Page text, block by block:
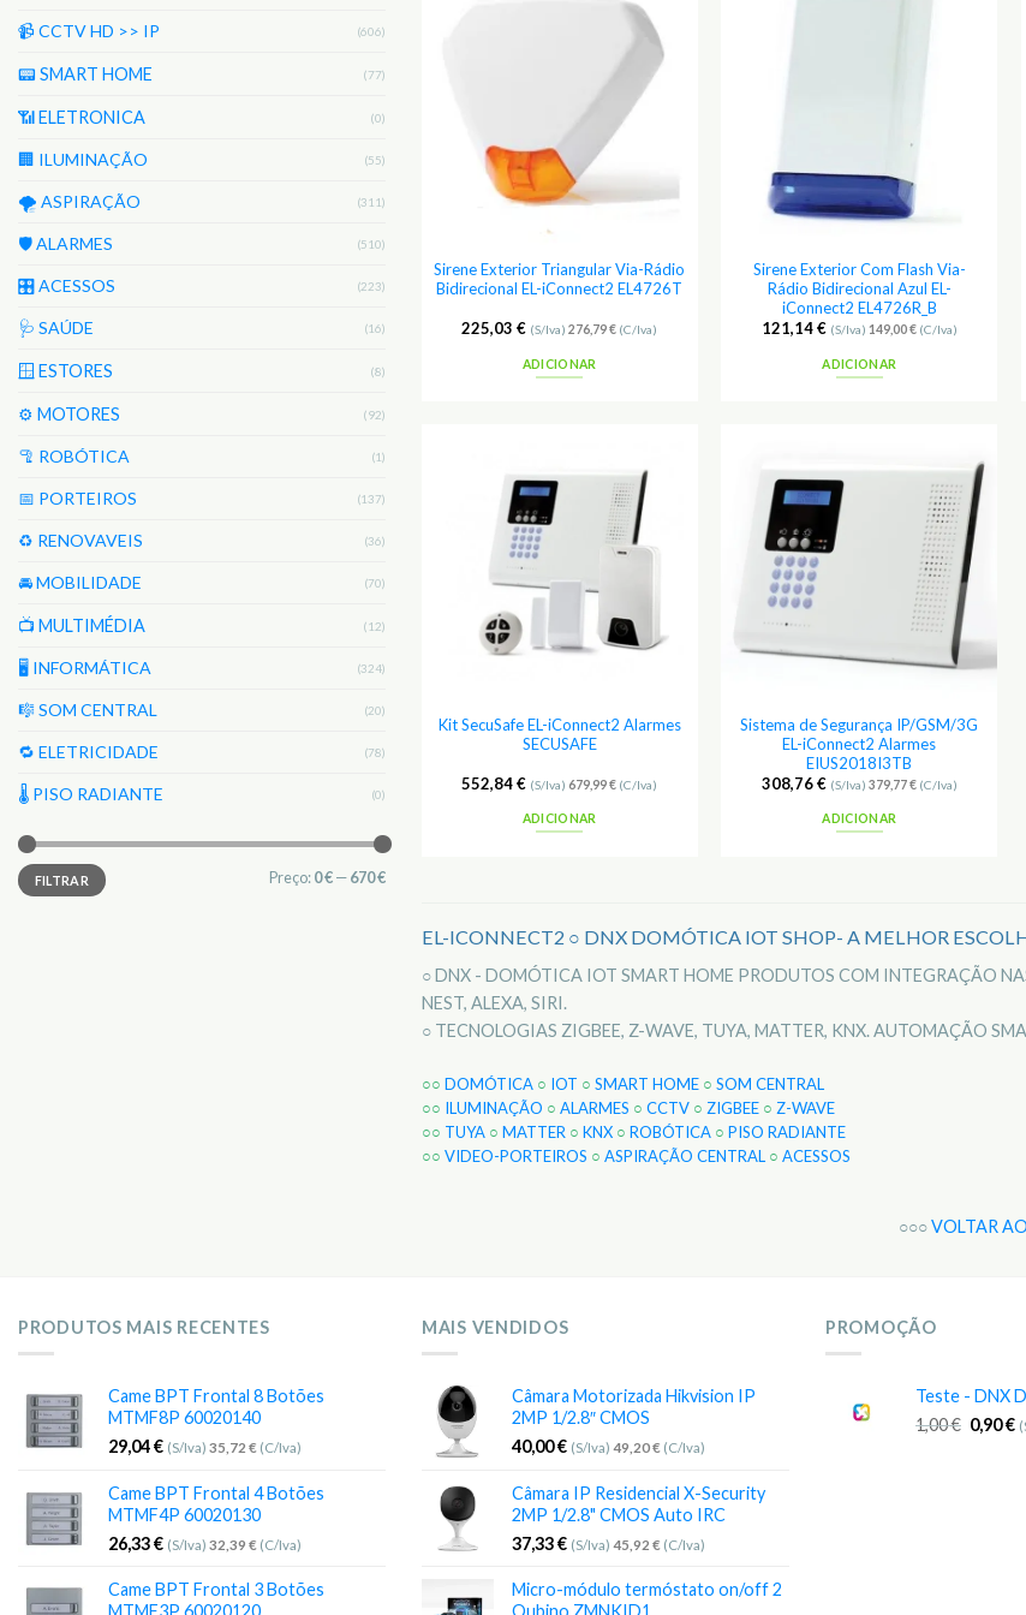
📹 CCTV HD >> IP (606)
📟 SMART HOME (77)
📶 ELETRONICA (0)
🏢 ILUMINAÇÃO (55)
🌪️ ASPIRAÇÃO (311)
🛡️ ALARMES (510)
🎛️ ACESSOS (223)
🩺 SAÚDE (16)
🪟 ESTORES (8)
⚙️ MOTORES (92)
🦿 ROBÓTICA (1)
📅 PORTEIROS (137)
♻️ RENOVAVEIS (36)
🚘 MOBILIDADE (70)
📺 MULTIMÉDIA (12)
🖥️ INFORMÁTICA (324)
🎼 SOM CENTRAL (20)
🔁 ELETRICIDADE (78)
🌡 PISO RADIANTE (0)
Preço
mínimo
Preço
máximo
FILTRAR Preço: 0 € — 670 €
Adicionar
aos
Favoritos
Sirene Exterior Triangular Via-Rádio
Bidirecional EL-iConnect2 EL4726T
225,03€ (S/Iva)276,79€ (C/Iva)
ADICIONAR
Sirene Exterior Com Flash Via-
Rádio Bidirecional Azul EL-
iConnect2 EL4726R_B
121,14€ (S/Iva) 149,00€(C/Iva)
ADICIONAR
Adicionar
aos
Favoritos
Kit SecuSafe EL-iConnect2 Alarmes
SECUSAFE
552,84€ (S/Iva)679,99€ (C/Iva)
ADICIONAR
Adicionar
aos
Favoritos
Sistema de Segurança IP/GSM/3G
EL-iConnect2 Alarmes
EIUS2018I3TB
308,76€ (S/Iva) 379,77€(C/Iva)
ADICIONAR
EL-ICONNECT2 ○ DNX DOMÓTICA IOT SHOP- A MELHOR
○ DNX - DOMÓTICA IOT SMART HOME PRODUTOS COM INTEGRAÇÃO
NEST, ALEXA, SIRI.
○ TECNOLOGIAS ZIGBEE, Z-WAVE, TUYA, MATTER, KNX. AUTOMAÇÃO
○○ DOMÓTICA ○ IOT ○ SMART HOME ○ SOM CENTRAL
○○ ILUMINAÇÃO ○ ALARMES ○ CCTV ○ ZIGBEE ○ Z-WAVE
○○ TUYA ○ MATTER ○ KNX ○ ROBÓTICA ○ PISO RADIANTE
○○ VIDEO-PORTEIROS ○ ASPIRAÇÃO CENTRAL ○ ACESSOS
○○○VOLTAR
PRODUTOS MAIS RECENTES
Came BPT Frontal 8 Botões
MTMF8P 60020140
29,04€ (S/Iva) 35,72 € (C/Iva)
Came BPT Frontal 4 Botões
MTMF4P 60020130
26,33€ (S/Iva) 32,39 € (C/Iva)
Came BPT Frontal 3 Botões
MTMF3P 60020120
MAIS VENDIDOS
Câmara Motorizada Hikvision IP
2MP 1/2.8″ CMOS
40,00€ (S/Iva) 49,20€ (C/Iva)
Câmara IP Residencial X-Security
2MP 1/2.8" CMOS Auto IRC
37,33€ (S/Iva) 45,92 € (C/Iva)
Micro-módulo termóstato on/off 2
Qubino ZMNKID1
PROMOÇÃO
Teste - DNX
1,00€ 0,90€